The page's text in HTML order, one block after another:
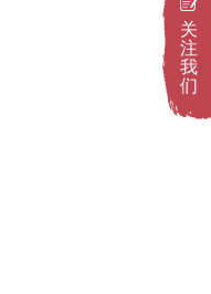
关
注
我
们